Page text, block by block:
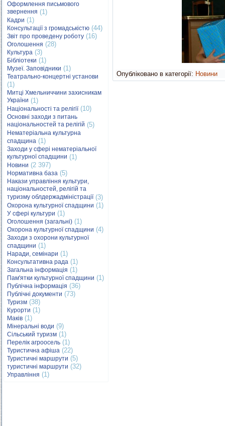
Оформлення письмового
звернення (1)
Кадри (1)
Консультації з громадськістю (44)
Звіт про проведену роботу (16)
Оголошення (28)
Культура (3)
Бібліотеки (1)
Музеї. Заповідники (1)
Театрально-концертні установи
(1)
Митці Хмельниччини захисникам
України (1)
Національності та релігії(10)
Основні заходи з питань
національностей та релігій (5)
Нематеріальна культурна
спадщина (1)
Заходи у сфері нематеріальної
культурної спадщини (1)
Новини (2 397)
Нормативна база (5)
Накази управління культури,
національностей, релігій та
туризму облдержадміністрації(3)
Охорона культурної спадщини (1)
У сфері культури (1)
Оголошення (загальні) (1)
Охорона культурної спадщини (4)
Заходи з охорони культурної
спадщини (1)
Наради, семінари (1)
Консультативна рада (1)
Загальна інформація (1)
Пам'ятки культурної спадщини (1)
Публічна інформація (36)
Публічні документи (73)
Туризм (38)
Курорти (1)
Маків (1)
Мінеральні води (9)
Сільський туризм (1)
Перелік агроосель (1)
Туристична афіша (22)
Туристичні маршрути (5)
туристичні маршрути (32)
Управління (1)
Опубліковано в категорії: Новини